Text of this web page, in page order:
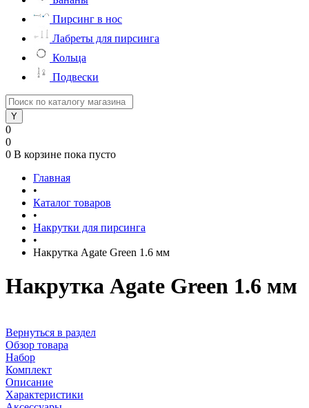
Пирсинг в нос
Лабреты для пирсинга
Кольца
Подвески
0
0
0 В корзине пока пусто
Главная
•
Каталог товаров
•
Накрутки для пирсинга
•
Накрутка Agate Green 1.6 мм
Накрутка Agate Green 1.6 мм
Вернуться в раздел
Обзор товара
Набор
Комплект
Описание
Характеристики